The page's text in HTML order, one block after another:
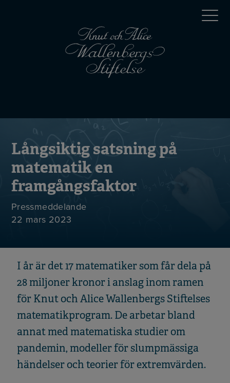
menu
Långsiktig satsning på
matematik en
framgångsfaktor
Pressmeddelande
22 mars 2023
I år är det 17 matematiker som får dela på
28 miljoner kronor i anslag inom ramen
för Knut och Alice Wallenbergs Stiftelses
matematikprogram. De arbetar bland
annat med matematiska studier om
pandemin, modeller för slumpmässiga
händelser och teorier för extremvärden.